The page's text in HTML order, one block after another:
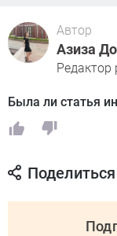
Автор
Азиза
Редактор
Была ли статья
Поделиться